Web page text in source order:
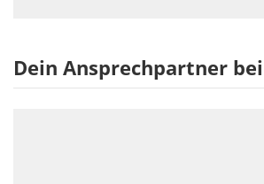
Dein Ansprechpartner